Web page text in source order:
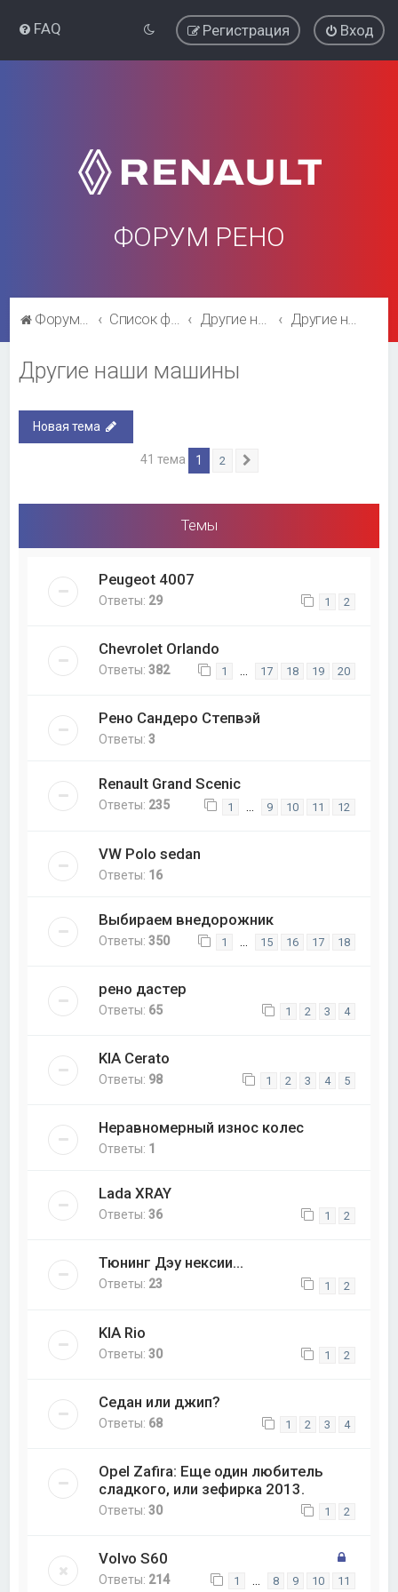
FAQ Вход
Регистрация
ФОРУМ РЕНО
Форум Рено Список форумов Другие наши машины Другие наши машины
Другие наши машины
Новая тема
41 тема 1 2
Темы
Peugeot 4007
Ответы: 29 1 2
Chevrolet Orlando
Ответы:382 1 … 17 18 19 20
Рено Сандеро Степвэй
Ответы:3
Renault Grand Scenic
Ответы: 235 1 9 10 11 12
VW Polo sedan
Ответы: 16
Выбираем внедорожник
Ответы:350 1 15 16 17 18
рено дастер
Ответы: 65 1 2 3 4
KIA Cerato
Ответы: 98 1 2 3 4 5
Неравномерный износ колес
Ответы: 1
Lada XRAY
Ответы:36 1 2
Тюнинг Дэу нексии...
Ответы: 23 1 2
KIA Rio
Ответы:30 1 2
Седан или джип?
Ответы: 68 1 2 3 4
Opel Zafira: Еще один любитель
сладкого, или зефирка 2013.
Ответы:30 1 2
Volvo S60
Ответы: 214 1 … 8 9 10 11